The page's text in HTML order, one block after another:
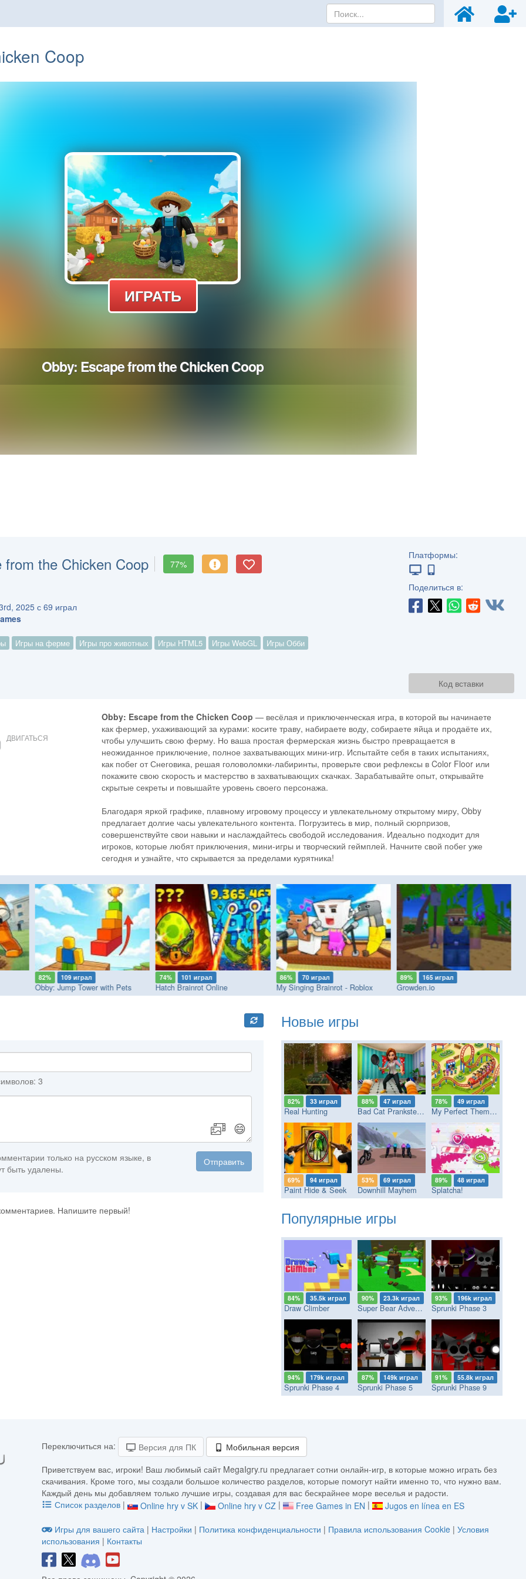
Coop
from the Chicken Coop
77%
2025 с 69 играл
Игры на ферме Игры про животных Игры HTML5 Игры WebGL Игры Обби
Платформы:
Поделиться в:
Код вставки
ДВИГАТЬСЯ
Obby: Escape from the Chicken Coop — весёлая и приключенческая игра, в которой вы начинаете
как фермер, ухаживающий за курами: косите траву, набираете воду, собираете яйца и продаёте их,
чтобы улучшить свою ферму. Но ваша простая фермерская жизнь быстро превращается в
неожиданное приключение, полное захватывающих мини-игр. Испытайте себя в таких испытаниях,
как побег от Снеговика, решая головоломки-лабиринты, проверьте свои рефлексы в Color Floor или
покажите свою скорость и мастерство в захватывающих скачках. Зарабатывайте опыт, открывайте
скрытые секреты и повышайте уровень своего персонажа.
Благодаря яркой графике, плавному игровому процессу и увлекательному открытому миру, Obby
предлагает долгие часы увлекательного контента. Погрузитесь в мир, полный сюрпризов,
совершенствуйте свои навыки и наслаждайтесь свободой исследования. Идеально подходит для
игроков, которые любят приключения, мини-игры и творческий геймплей. Начните свой побег уже
сегодня и узнайте, что скрывается за пределами курятника!
82% 109 играл
Obby: Jump Tower with Pets
74% 101 играл
Hatch Brainrot Online
86% 70 играл
My Singing Brainrot - Roblox
89% 165 играл
Growden.io
3
😄
Отправить
только на русском языке, в
быть удалены.
Напишите первый!
Новые игры
82% 33 играл
Real Hunting
88% 47 играл
Bad Cat Prankster - Mom’s Return
78% 49 играл
My Perfect Theme Park
69% 94 играл
Paint Hide & Seek
53% 69 играл
Downhill Mayhem
89% 48 играл
Splatcha!
Популярные игры
84% 35.5k играл
Draw Climber
90% 23.3k играл
Super Bear Adventure
93% 196k играл
Sprunki Phase 3
94% 179k играл
Sprunki Phase 4
87% 149k играл
Sprunki Phase 5
91% 55.8k играл
Sprunki Phase 9
Переключиться на: Версия для ПК
Мобильная версия
Приветствуем вас, игроки! Ваш любимый сайт MegaIgry.ru предлагает сотни онлайн-игр, в которые можно играть без
скачивания. Кроме того, мы создали большое количество разделов, которые помогут найти именно то, что нужно вам.
Каждый день мы добавляем только лучшие игры, создавая для вас бескрайнее море веселья и радости.
Список разделов | Online hry v SK | Online hry v CZ | Free Games in EN |
Jugos en línea en ES
Игры для вашего сайта | Настройки | Политика конфиденциальности | Правила использования Cookie| Условия
использования | Контакты